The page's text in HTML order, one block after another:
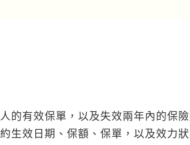
有效保單，以及失效兩年內的保險
生效日期、保額、保單，以及效力